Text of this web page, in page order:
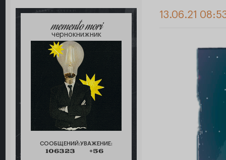
memento mori
чернокнижник
СООБЩЕНИЙ:
106323
УВАЖЕНИЕ:
+56
13.06.21